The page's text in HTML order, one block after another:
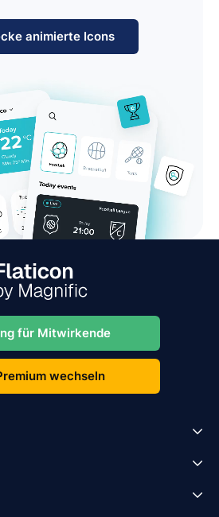
animierte Icons
für Mitwirkende
wechseln